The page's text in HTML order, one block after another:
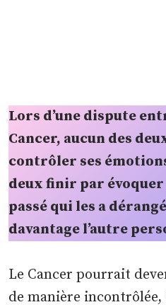
Lors d’une dispute
Cancer, aucun des
contrôler ses
deux finir par évoquer
passé qui les a
davantage l’autre
Le Cancer pourrait
de manière incontrôlée,